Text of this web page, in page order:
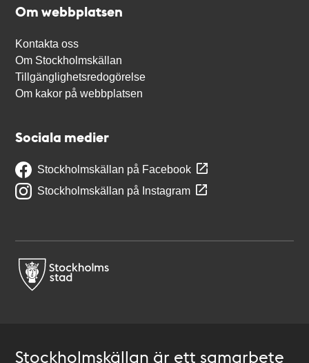
Om webbplatsen
Kontakta oss
Om Stockholmskällan
Tillgänglighetsredogörelse
Om kakor på webbplatsen
Sociala medier
Stockholmskällan på Facebook
Stockholmskällan på Instagram
Stockholmskällan är ett samarbete